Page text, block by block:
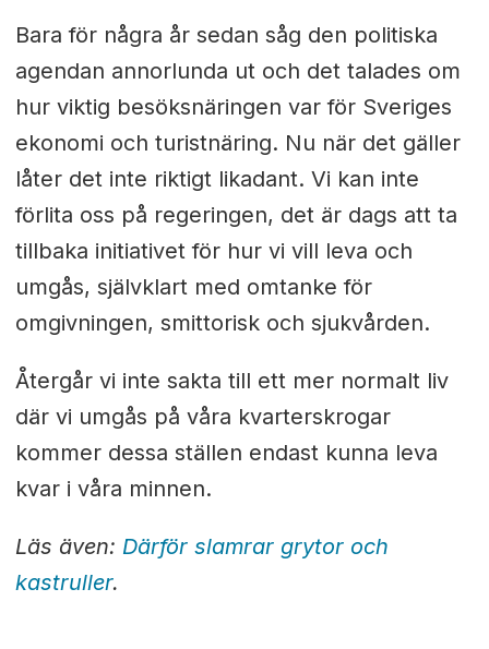
Bara för några år sedan såg den politiska
agendan annorlunda ut och det talades om
hur viktig besöksnäringen var för Sveriges
ekonomi och turistnäring. Nu när det gäller
låter det inte riktigt likadant. Vi kan inte
förlita oss på regeringen, det är dags att ta
tillbaka initiativet för hur vi vill leva och
umgås, självklart med omtanke för
omgivningen, smittorisk och sjukvården.
Återgår vi inte sakta till ett mer normalt liv
där vi umgås på våra kvarterskrogar
kommer dessa ställen endast kunna leva
kvar i våra minnen.
Läs även: Därför slamrar grytor och
kastruller.